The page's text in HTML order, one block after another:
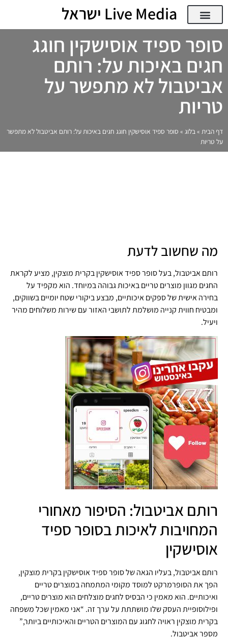
Live Media ישראל
סופר ספיד אוסישקין חוגג
חגים באיכות על: רותם
אביטבול לא מתפשר על
טריות​
דף הבית »בלוג » סופר ספיד אוסישקין חוגג חגים באיכות על: רותם אביטבול לא מתפשר
על טריות​
מה שחשוב לדעת
רותם אביטבול, בעל סופר ספיד אוסישקין בקרית מוצקין, מציע לקראת
החגים מגוון מוצרים טריים באיכות גבוהה במיוחד. הוא מקפיד על
בחירה אישית של ספקים איכותיים, מבצע ביקורי שטח יומיים בשווקים,
ומבטיח חווית קנייה מושלמת לתושבי האזור עם שירות משלוחים מהיר
ויעיל.
רותם אביטבול: הסיפור מאחורי
המחויבות לאיכות בסופר ספיד
אוסישקין
רותם אביטבול, בעליו הגאה של סופר ספיד אוסישקין בקרית מוצקין,
הפך את הסופרמרקט למוסד מקומי המתמחה במוצרים טריים
ואיכותיים. הוא מאמין כי הבסיס לחגים מוצלחים הוא מוצרים טריים,
ופילוסופיית העסק שלו מושתתת על ערך זה. “אני מאמין שכל משפחה
בקרית מוצקין ראויה לחגוג עם המוצרים הטריים והאיכותיים ביותר,”
מספר אביטבול.